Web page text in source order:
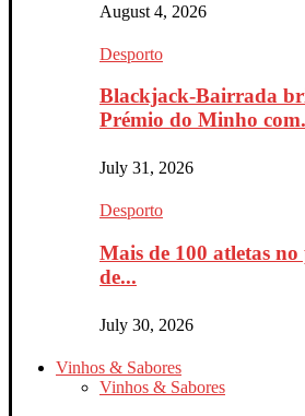
August 4, 2026
Desporto
Blackjack-Bairrada
Prémio do Minho
July 31, 2026
Desporto
Mais de 100 atletas
de...
July 30, 2026
Vinhos & Sabores
Vinhos & Sabores